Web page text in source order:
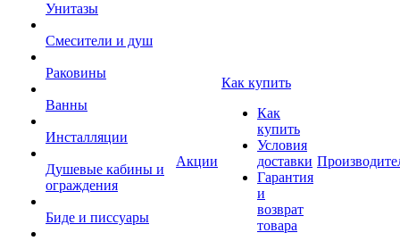
Унитазы
Смесители и душ
Раковины
Ванны
Инсталляции
Душевые кабины и
ограждения
Биде и писсуары
Акции
Как купить
Как
купить
Условия
доставки
Гарантия
и
возврат
товара